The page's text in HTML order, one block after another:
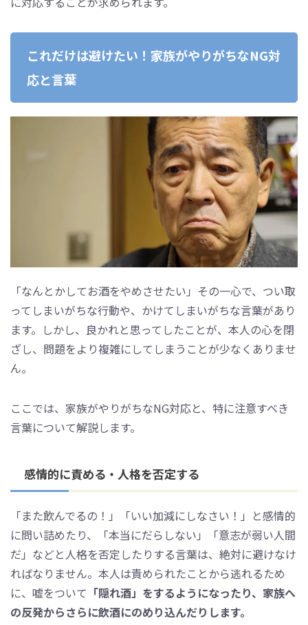
これだけは避けたい！家族がやりがちなNG対
応と言葉
「なんとかしてお酒をやめさせたい」その一心で、つい取
ってしまいがちな行動や、かけてしまいがちな言葉があり
ます。しかし、良かれと思ってしたことが、本人の心を閉
ざし、問題をより複雑にしてしまうことが少なくありませ
ん。
ここでは、家族がやりがちなNG対応と、特に注意すべき
言葉について解説します。
感情的に責める・人格を否定する
「また飲んでるの！」「いい加減にしなさい！」と感情的
に問い詰めたり、「本当にだらしない」「意志が弱い人間
だ」などと人格を否定したりする言葉は、絶対に避けなけ
ればなりません。本人は責められたことから逃れるため
に、嘘をついて 「隠れ酒」をするようになったり、家族へ
の反発からさらに飲酒にのめり込んだりします。